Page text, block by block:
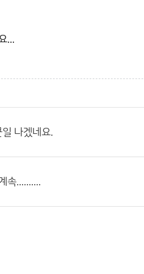
...
나겠네요.
속..........